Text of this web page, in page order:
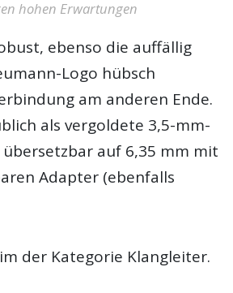
hohen Erwartungen
ebenso die auffällig
Logo hübsch
am anderen Ende.
als vergoldete 3,5-mm-
auf 6,35 mm mit
Adapter (ebenfalls
der Kategorie Klangleiter.